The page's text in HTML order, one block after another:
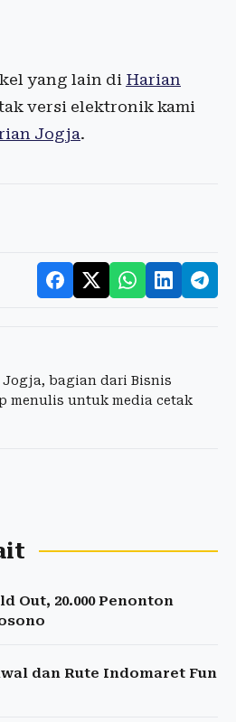
yang lain di Harian
versi elektronik kami
Jogja.
bagian dari Bisnis
menulis untuk media cetak
Out, 20.000 Penonton
dan Rute Indomaret Fun